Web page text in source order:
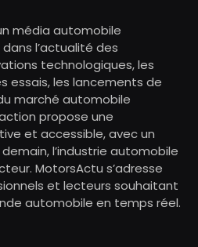
média automobile
l’actualité des
technologiques, les
essais, les lancements de
marché automobile
propose une
et accessible, avec un
l’industrie automobile
MotorsActu s’adresse
et lecteurs souhaitant
automobile en temps réel.